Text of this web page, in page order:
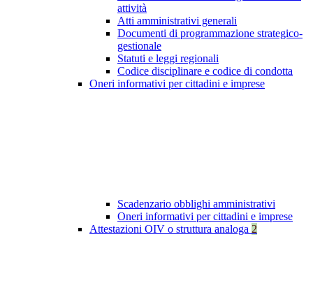
attività
Atti amministrativi generali
Documenti di programmazione strategico-
gestionale
Statuti e leggi regionali
Codice disciplinare e codice di condotta
Oneri informativi per cittadini e imprese
Scadenzario obblighi amministrativi
Oneri informativi per cittadini e imprese
Attestazioni OIV o struttura analoga 2